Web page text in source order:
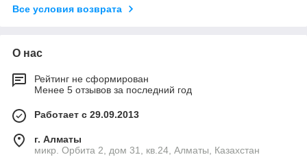
Все условия возврата
О нас
Рейтинг не сформирован
Менее 5 отзывов за последний год
Работает с 29.09.2013
г. Алматы
микр. Орбита 2, дом 31, кв.24, Алматы, Казахстан